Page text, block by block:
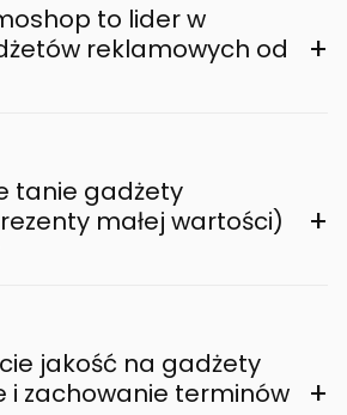
to lider w
reklamowych od
+
tanie gadżety
małej wartości)
+
jakość na gadżety
i zachowanie terminów
+